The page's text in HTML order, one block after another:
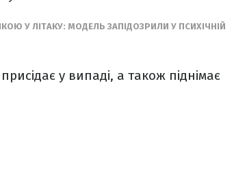
У ЛІТАКУ: МОДЕЛЬ ЗАПІДОЗРИЛИ У ПСИХІЧНІЙ
у випаді, а також піднімає